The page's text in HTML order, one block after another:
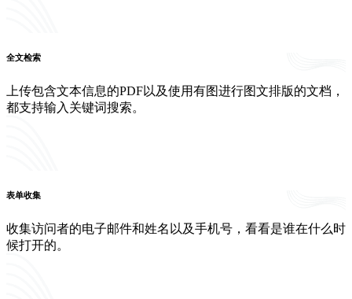
全文检索
上传包含文本信息的PDF以及使用有图进行图文排版的文档，
都支持输入关键词搜索。
表单收集
收集访问者的电子邮件和姓名以及手机号，看看是谁在什么时
候打开的。